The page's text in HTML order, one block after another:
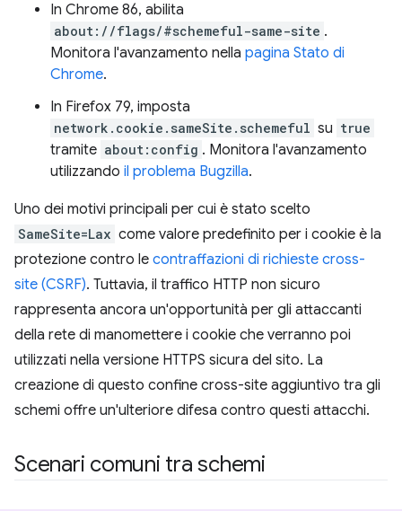
In Chrome 86, abilita
about://flags/#schemeful-same-site .
Monitora l'avanzamento nella pagina Stato di
Chrome.
In Firefox 79, imposta
network.cookie.sameSite.schemeful su true
tramite about:config . Monitora l'avanzamento
utilizzando il problema Bugzilla.
Uno dei motivi principali per cui è stato scelto
SameSite=Lax come valore predefinito per i cookie è la
protezione contro le contraffazioni di richieste cross-
site (CSRF). Tuttavia, il traffico HTTP non sicuro
rappresenta ancora un'opportunità per gli attaccanti
della rete di manomettere i cookie che verranno poi
utilizzati nella versione HTTPS sicura del sito. La
creazione di questo confine cross-site aggiuntivo tra gli
schemi offre un'ulteriore difesa contro questi attacchi.
Scenari comuni tra schemi